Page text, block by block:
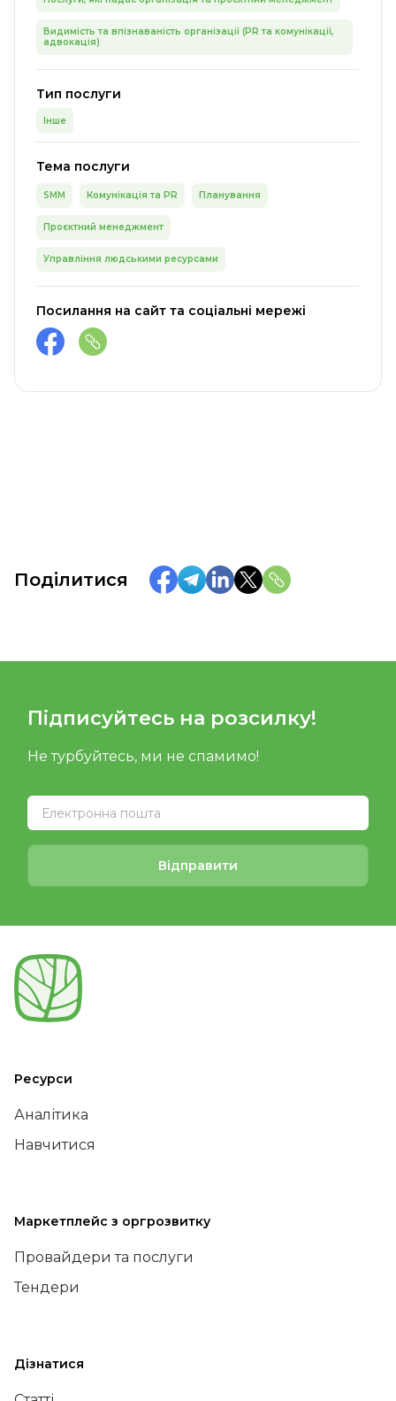
Видимість та впізнаваність організації (PR та комунікації,
адвокація)
Тип послуги
Інше
Тема послуги
SMM Комунікація та PR Планування
Проєктний менеджмент
Управління людськими ресурсами
Посилання на сайт та соціальні мережі
Поділитися
Підписуйтесь на розсилку!
Не турбуйтесь, ми не спамимо!
Відправити
Ресурси
Аналітика
Навчитися
Маркетплейс з оргрозвитку
Провайдери та послуги
Тендери
Дізнатися